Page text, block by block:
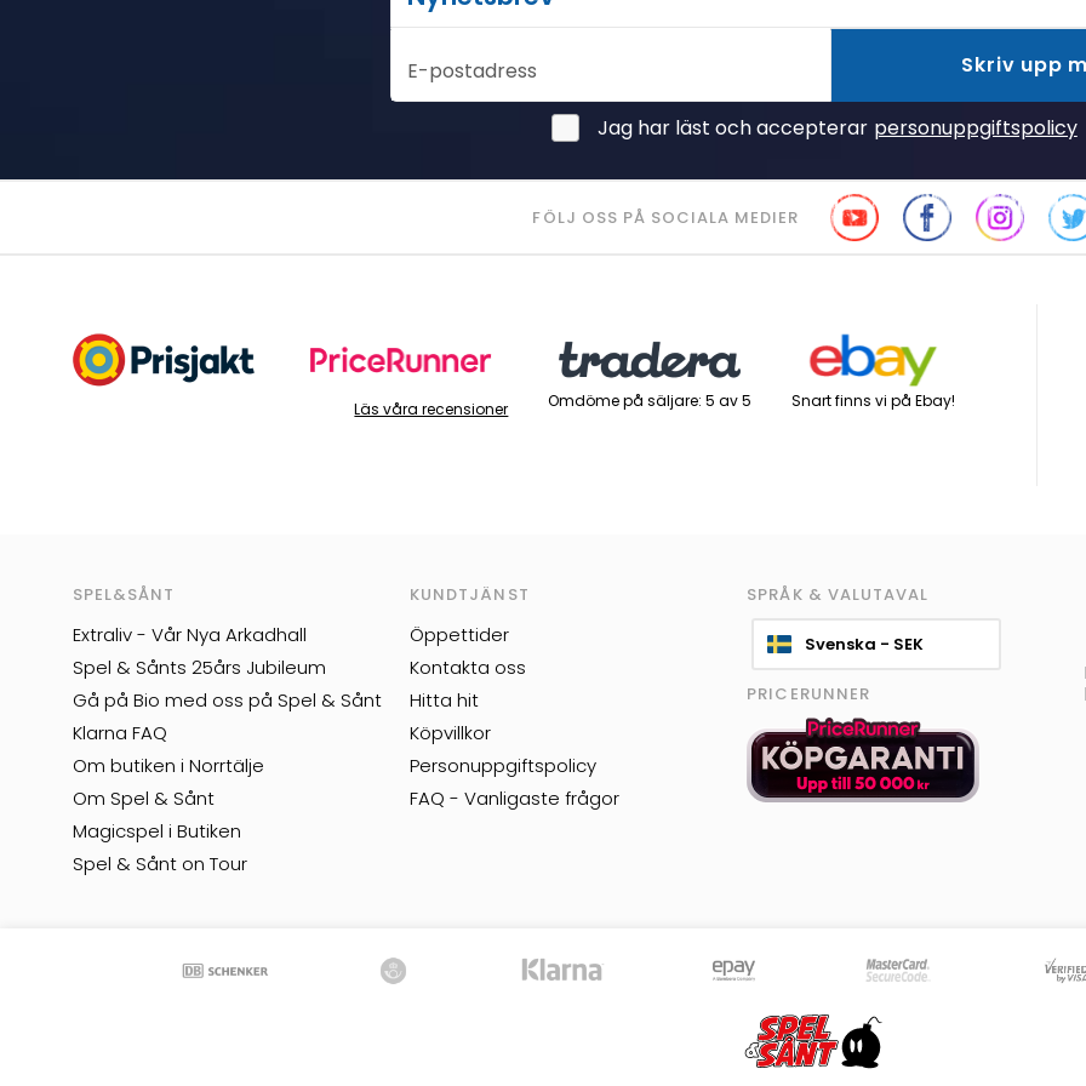
E-postadress Skriv upp
Jag har läst och accepterar personuppgiftspolicy
FÖLJ OSS PÅ SOCIALA MEDIER
Läs våra recensioner Omdöme på säljare: 5 av 5 Snart finns vi på Ebay!
SPEL&SÅNT
Extraliv - Vår Nya Arkadhall
Spel & Sånts 25års Jubileum
Gå på Bio med oss på Spel & Sånt
Klarna FAQ
Om butiken i Norrtälje
Om Spel & Sånt
Magicspel i Butiken
Spel & Sånt on Tour
KUNDTJÄNST
Öppettider
Kontakta oss
Hitta hit
Köpvillkor
Personuppgiftspolicy
FAQ - Vanligaste frågor
SPRÅK & VALUTAVAL
Svenska - SEK
PRICERUNNER